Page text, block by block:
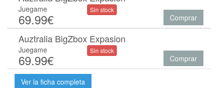
Juegame
69.99€
Sin stock
Comprar
Auztralia BigZbox Expasion
Juegame
69.99€
Sin stock
Comprar
Ver la ficha completa